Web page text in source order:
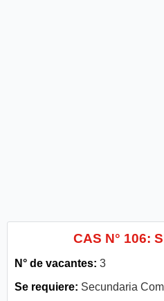
CAS N° 106:
N° de vacantes: 3
Se requiere: Secundaria